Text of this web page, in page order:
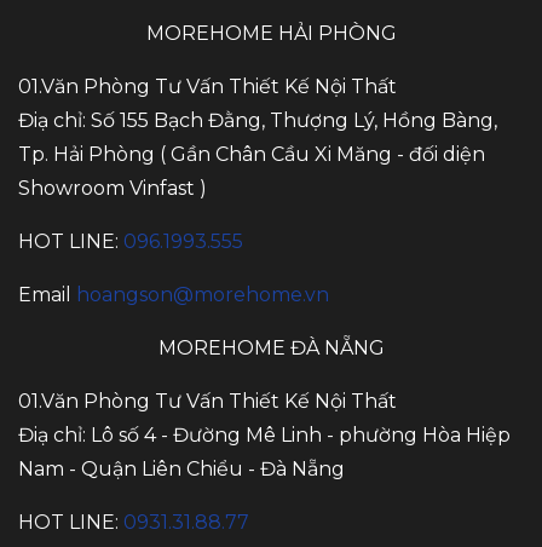
MOREHOME HẢI PHÒNG
01.Văn Phòng Tư Vấn Thiết Kế Nội Thất
Điạ chỉ: Số 155 Bạch Đằng, Thượng Lý, Hồng Bàng,
Tp. Hải Phòng ( Gần Chân Cầu Xi Măng - đối diện
Showroom Vinfast )
HOT LINE: 096.1993.555
Email hoangson@morehome.vn
MOREHOME ĐÀ NẴNG
01.Văn Phòng Tư Vấn Thiết Kế Nội Thất
Điạ chỉ: Lô số 4 - Đường Mê Linh - phường Hòa Hiệp
Nam - Quận Liên Chiểu - Đà Nẵng
HOT LINE: 0931.31.88.77